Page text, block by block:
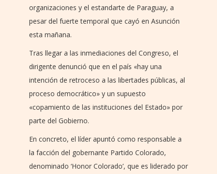
organizaciones y el estandarte de Paraguay, a
pesar del fuerte temporal que cayó en Asunción
esta mañana.
Tras llegar a las inmediaciones del Congreso, el
dirigente denunció que en el país «hay una
intención de retroceso a las libertades públicas, al
proceso democrático» y un supuesto
«copamiento de las instituciones del Estado» por
parte del Gobierno.
En concreto, el líder apuntó como responsable a
la facción del gobernante Partido Colorado,
denominado ‘Honor Colorado’, que es liderado por